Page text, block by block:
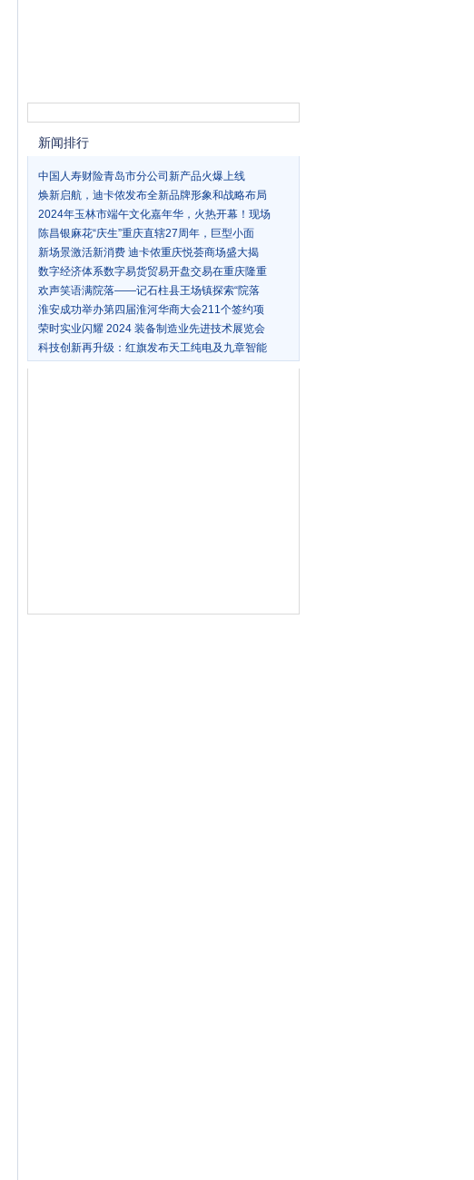
新闻排行
中国人寿财险青岛市分公司新产品火爆上线
焕新启航，迪卡侬发布全新品牌形象和战略布局
2024年玉林市端午文化嘉年华，火热开幕！现场
陈昌银麻花“庆生”重庆直辖27周年，巨型小面
新场景激活新消费 迪卡侬重庆悦荟商场盛大揭
数字经济体系数字易货贸易开盘交易在重庆隆重
欢声笑语满院落——记石柱县王场镇探索“院落
淮安成功举办第四届淮河华商大会211个签约项
荣时实业闪耀 2024 装备制造业先进技术展览会
科技创新再升级：红旗发布天工纯电及九章智能